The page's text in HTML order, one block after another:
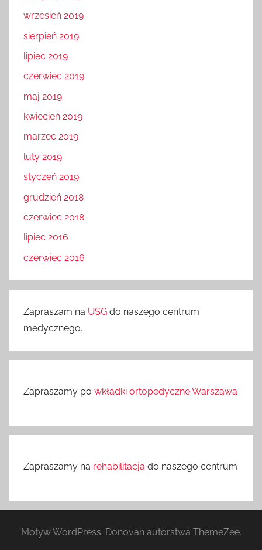
wrzesień 2019
sierpień 2019
lipiec 2019
czerwiec 2019
maj 2019
kwiecień 2019
marzec 2019
luty 2019
styczeń 2019
grudzień 2018
czerwiec 2018
lipiec 2016
czerwiec 2016
Zapraszam na USG do naszego centrum
medycznego.
Zapraszamy po wkładki ortopedyczne Warszawa
Zapraszamy na rehabilitacja do naszego centrum
Motyw WordPress: Donovan autorstwa ThemeZee.